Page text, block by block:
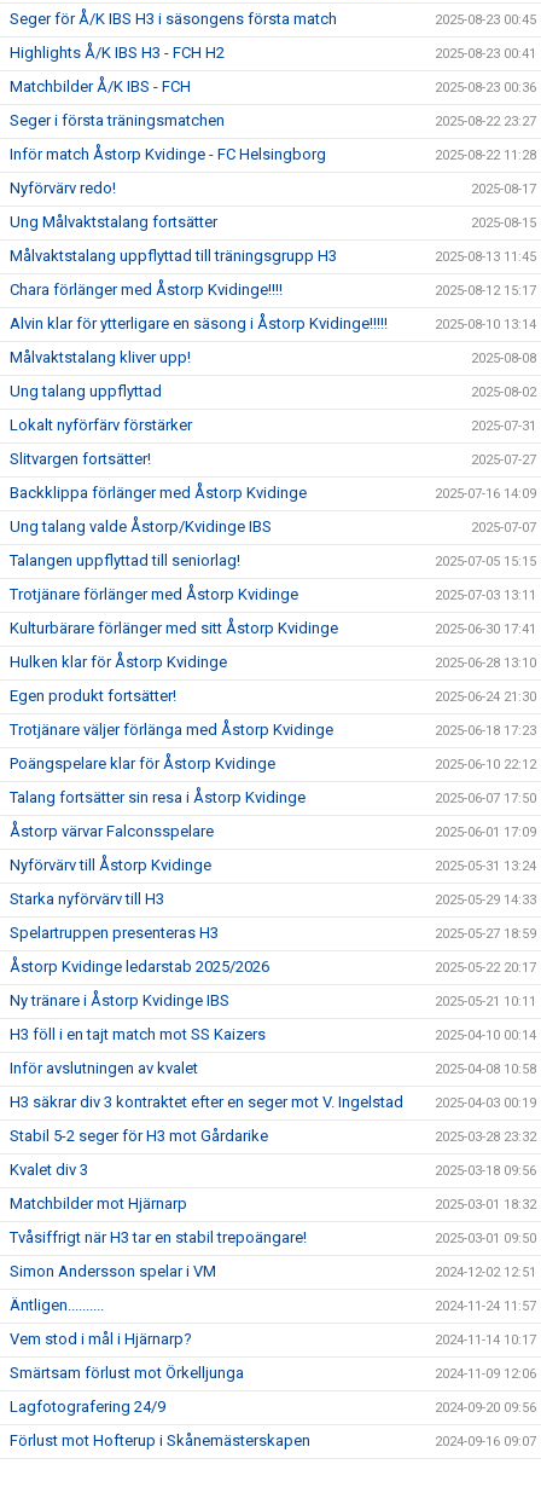
Seger för Å/K IBS H3 i säsongens första match 2025-08-23 00:45
Highlights Å/K IBS H3 - FCH H2 2025-08-23 00:41
Matchbilder Å/K IBS - FCH 2025-08-23 00:36
Seger i första träningsmatchen 2025-08-22 23:27
Inför match Åstorp Kvidinge - FC Helsingborg 2025-08-22 11:28
Nyförvärv redo! 2025-08-17
Ung Målvaktstalang fortsätter 2025-08-15
Målvaktstalang uppflyttad till träningsgrupp H3 2025-08-13 11:45
Chara förlänger med Åstorp Kvidinge!!!! 2025-08-12 15:17
Alvin klar för ytterligare en säsong i Åstorp Kvidinge!!!!! 2025-08-10 13:14
Målvaktstalang kliver upp! 2025-08-08
Ung talang uppflyttad 2025-08-02
Lokalt nyförfärv förstärker 2025-07-31
Slitvargen fortsätter! 2025-07-27
Backklippa förlänger med Åstorp Kvidinge 2025-07-16 14:09
Ung talang valde Åstorp/Kvidinge IBS 2025-07-07
Talangen uppflyttad till seniorlag! 2025-07-05 15:15
Trotjänare förlänger med Åstorp Kvidinge 2025-07-03 13:11
Kulturbärare förlänger med sitt Åstorp Kvidinge 2025-06-30 17:41
Hulken klar för Åstorp Kvidinge 2025-06-28 13:10
Egen produkt fortsätter! 2025-06-24 21:30
Trotjänare väljer förlänga med Åstorp Kvidinge 2025-06-18 17:23
Poängspelare klar för Åstorp Kvidinge 2025-06-10 22:12
Talang fortsätter sin resa i Åstorp Kvidinge 2025-06-07 17:50
Åstorp värvar Falconsspelare 2025-06-01 17:09
Nyförvärv till Åstorp Kvidinge 2025-05-31 13:24
Starka nyförvärv till H3 2025-05-29 14:33
Spelartruppen presenteras H3 2025-05-27 18:59
Åstorp Kvidinge ledarstab 2025/2026 2025-05-22 20:17
Ny tränare i Åstorp Kvidinge IBS 2025-05-21 10:11
H3 föll i en tajt match mot SS Kaizers 2025-04-10 00:14
Inför avslutningen av kvalet 2025-04-08 10:58
H3 säkrar div 3 kontraktet efter en seger mot V. Ingelstad 2025-04-03 00:19
Stabil 5-2 seger för H3 mot Gårdarike 2025-03-28 23:32
Kvalet div 3 2025-03-18 09:56
Matchbilder mot Hjärnarp 2025-03-01 18:32
Tvåsiffrigt när H3 tar en stabil trepoängare! 2025-03-01 09:50
Simon Andersson spelar i VM 2024-12-02 12:51
Äntligen.......... 2024-11-24 11:57
Vem stod i mål i Hjärnarp? 2024-11-14 10:17
Smärtsam förlust mot Örkelljunga 2024-11-09 12:06
Lagfotografering 24/9 2024-09-20 09:56
Förlust mot Hofterup i Skånemästerskapen 2024-09-16 09:07